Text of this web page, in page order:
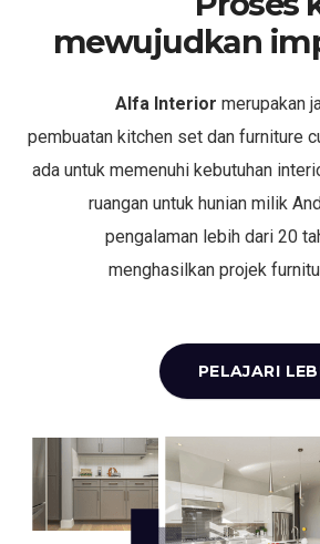
mewujudkan
Alfa Interior merupakan
pembuatan kitchen set dan furniture
ada untuk memenuhi kebutuhan
ruangan untuk hunian milik
pengalaman lebih dari 20
menghasilkan projek
PELAJARI